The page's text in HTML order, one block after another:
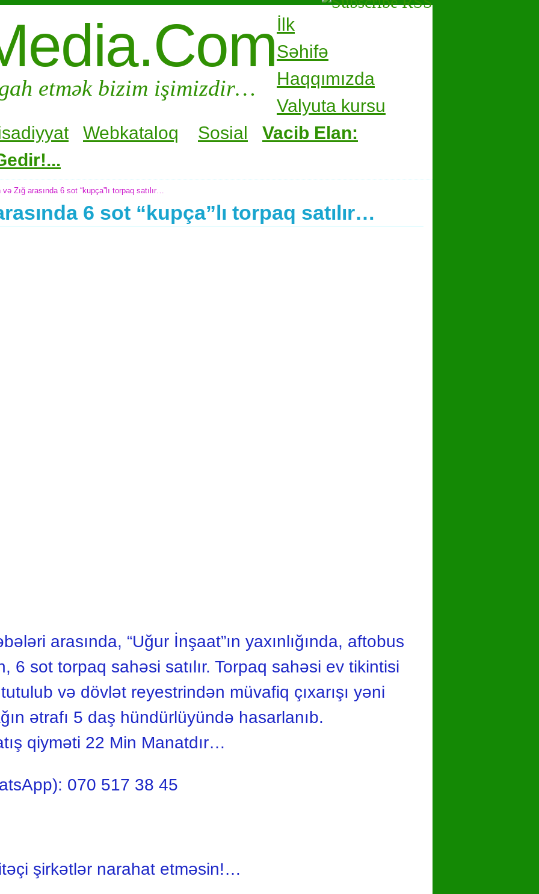
etmək bizim işimizdir…
İlk
Səhifə
Haqqımızda
Valyuta kursu
Webkataloq Sosial
Vacib Elan:
Zığ arasında 6 sot “kupça”lı torpaq satılır…
6 sot “kupça”lı torpaq satılır…
arasında, “Uğur İnşaat”ın yaxınlığında, aftobus
6 sot torpaq sahəsi satılır. Torpaq sahəsi ev tikintisi
və dövlət reyestrindən müvafiq çıxarışı yəni
ətrafı 5 daş hündürlüyündə hasarlanıb.
qiyməti 22 Min Manatdır…
070 517 38 45
şirkətlər narahat etməsin!…